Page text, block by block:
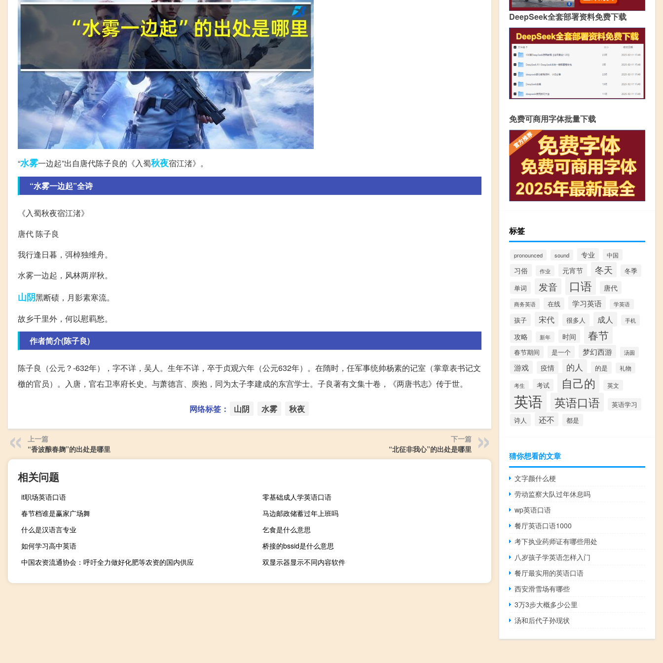
“水雾一边起”出自唐代陈子良的《入蜀秋夜宿江渚》。
“水雾一边起”全诗
《入蜀秋夜宿江渚》
唐代 陈子良
我行逢日暮，弭棹独维舟。
水雾一边起，风林两岸秋。
山阴黑断碛，月影素寒流。
故乡千里外，何以慰羁愁。
作者简介(陈子良)
陈子良（公元？-632年），字不详，吴人。生年不详，卒于贞观六年（公元632年）。在隋时，任军事统帅杨素的记室（掌章表书记文
檄的官员）。入唐，官右卫率府长史。与萧德言、庾抱，同为太子李建成的东宫学士。子良著有文集十卷，《两唐书志》传于世。
网络标签： 山阴 水雾 秋夜
上一篇
“香波酿春麹”的出处是哪里
下一篇
“北征非我心”的出处是哪里
相关问题
it职场英语口语
零基础成人学英语口语
春节档谁是赢家广场舞
马边邮政储蓄过年上班吗
什么是汉语言专业
乞食是什么意思
如何学习高中英语
桥接的bssid是什么意思
中国农资流通协会：呼吁全力做好化肥等农资的国内供应
双显示器显示不同内容软件
DeepSeek全套部署资料免费下载
免费可商用字体批量下载
标签
pronounced sound 专业 中国
习俗 作业 元宵节 冬天
冬季
单词
发音 口语 唐代
商务英语 在线 学习英语 学英语
孩子 宋代 很多人 成人 手机
攻略 新年 时间 春节
春节期间 是一个 梦幻西游 汤圆
游戏 疫情 的人 的是 礼物
考生 考试 自己的 英文
英语 英语口语
英语学习
诗人
还不 都是
猜你想看的文章
文字颜什么梗
劳动监察大队过年休息吗
wp英语口语
餐厅英语口语1000
考下执业药师证有哪些用处
八岁孩子学英语怎样入门
餐厅最实用的英语口语
西安滑雪场有哪些
3万3步大概多少公里
汤和后代子孙现状